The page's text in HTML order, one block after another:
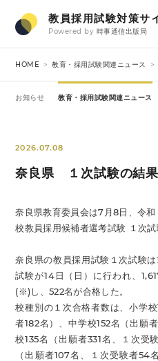
教員採用試験対策サ
Powered by 時事通信出版局
HOME 教育・採用試験関連ニュース
お知らせ 教育・採用試験関連ニュース
2026.07.08
奈良県 １次試験の結
奈良県教育委員会は7月8日、令
校教員採用候補者選考試験 １次試
奈良県の教員採用試験１次試験
試験が14日（日）に行われ、
(※)し、522名が合格した。
校種別の１次合格者数は、小学
者182名）、中学校152名（出願
校135名（出願者331名、１次受
（出願者107名、１次受験者54